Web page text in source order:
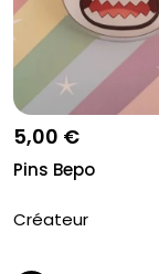
5,00 €
Pins Bepo
Créateur